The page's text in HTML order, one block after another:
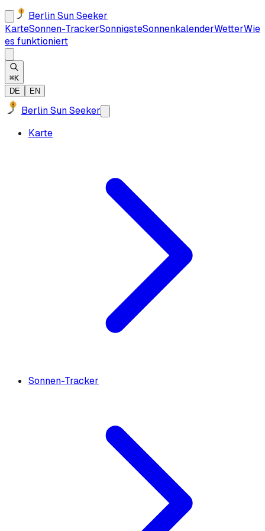
Berlin Sun Seeker
KarteSonnen-TrackerSonnigsteSonnenkalenderWetterWie
es funktioniert
⌘K
DE
EN
Berlin Sun Seeker
Karte
Sonnen-Tracker